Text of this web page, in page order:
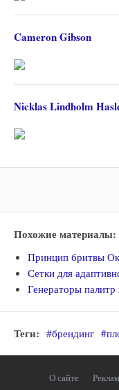
Cameron Gibson
Nicklas Lindholm
Похожие материалы:
Принцип бритвы
Сетки для
Генераторы
Теги: #брендинг
О сайте